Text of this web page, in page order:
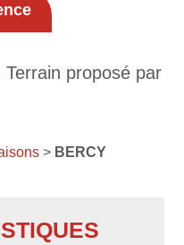
proposé par
> BERCY